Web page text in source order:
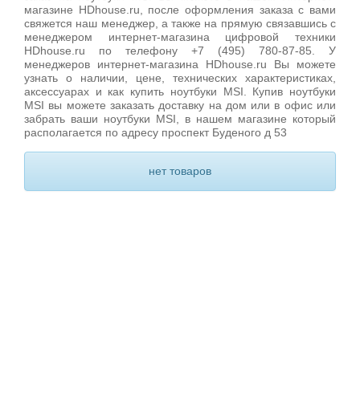
магазине HDhouse.ru, после оформления заказа с вами
свяжется наш менеджер, а также на прямую связавшись с
менеджером интернет-магазина цифровой техники
HDhouse.ru по телефону +7 (495) 780-87-85. У
менеджеров интернет-магазина HDhouse.ru Вы можете
узнать о наличии, цене, технических характеристиках,
аксессуарах и как купить ноутбуки MSI. Купив ноутбуки
MSI вы можете заказать доставку на дом или в офис или
забрать ваши ноутбуки MSI, в нашем магазине который
располагается по адресу проспект Буденого д 53
нет товаров